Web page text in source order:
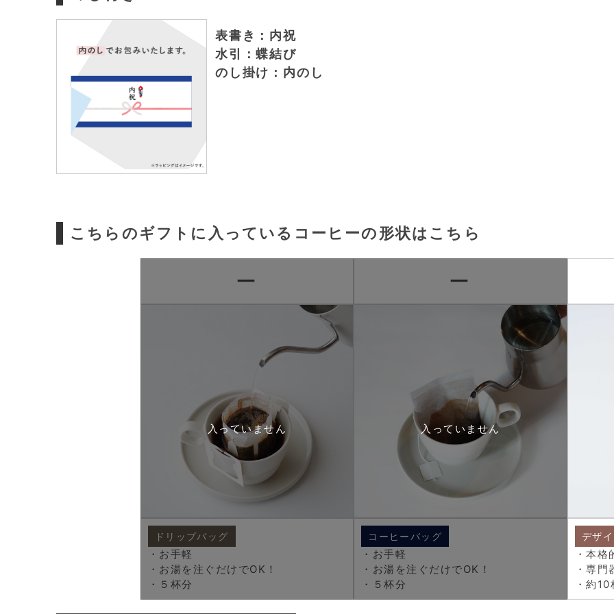
表書き：内祝
水引：蝶結び
のし掛け：内のし
こちらのギフトに入っているコーヒーの形状はこちら
ー
ドリップバッグ
・お手軽
・お湯を注ぐだけでOK！
・５杯分
ー
コーヒーバッグ
・お手軽
・お湯を注ぐだけでOK！
・５杯分
デザ
・本格
・専
・約